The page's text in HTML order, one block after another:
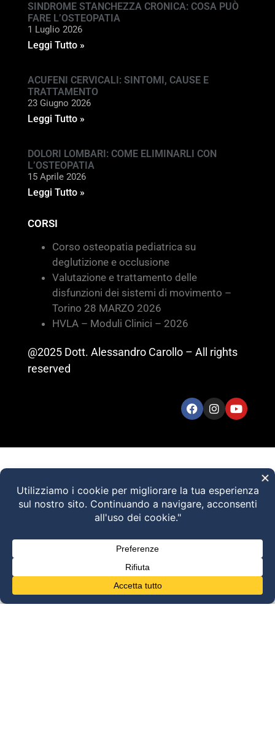
SINDROME STANCHEZZA CRONICA: COSA PUÒ
FARE L’OSTEOPATIA
1 Luglio 2026
Leggi Tutto »
ACUFENI CERVICALI: SINTOMI, CAUSE E
TRATTAMENTO
23 Giugno 2026
Leggi Tutto »
DOLORI LOMBARI: COME ELIMINARLI CON
L’OSTEOPATIA
15 Aprile 2026
Leggi Tutto »
CORSI
Corso osteopatia pediatrica su
deglutizione e occlusione
Valutazione e trattamento delle
disfunzioni dei sistemi di movimento –
Torino 28 MARZO 2026
HVLA – Moduli Clinici – 2026
@2025 Dott. Alessandro Carollo – All rights
reserved